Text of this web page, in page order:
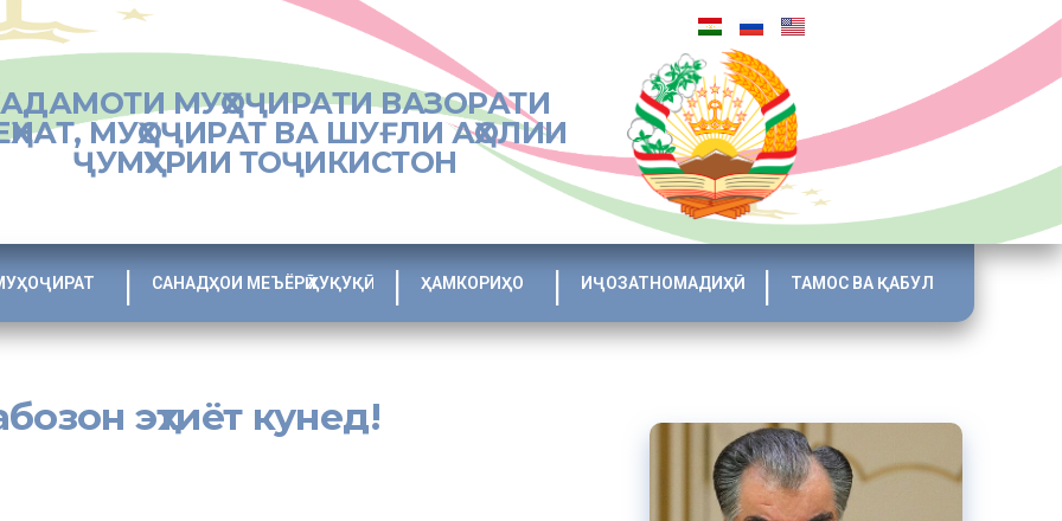
МУҲОҶИРАТИ ВАЗОРАТИ
МУҲОҶИРАТ ВА ШУҒЛИ АҲОЛИИ
ҶУМҲУРИИ ТОҶИКИСТОН
САНАДҲОИ МЕЪЁРӢ ҲУҚУҚӢ ҲАМКОРИҲО ИҶОЗАТНОМАДИҲӢ ТАМОС ВА ҚАБУЛ
эҳтиёт кунед!